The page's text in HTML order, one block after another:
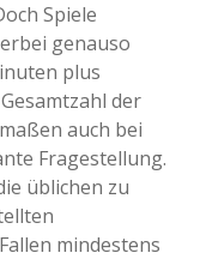
Spiele
genauso
plus
der
auch bei
Fragestellung.
üblichen zu
mindestens